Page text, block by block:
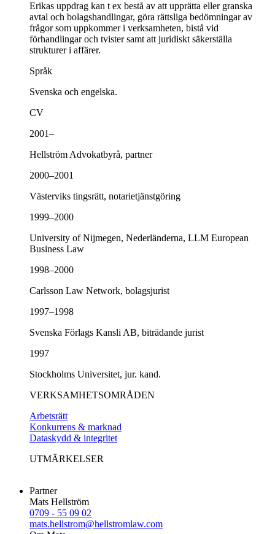
Erikas uppdrag kan t ex bestå av att upprätta eller granska
avtal och bolagshandlingar, göra rättsliga bedömningar av
frågor som uppkommer i verksamheten, bistå vid
förhandlingar och tvister samt att juridiskt säkerställa
strukturer i affärer.
Språk
Svenska och engelska.
CV
2001–
Hellström Advokatbyrå, partner
2000–2001
Västerviks tingsrätt, notarietjänstgöring
1999–2000
University of Nijmegen, Nederländerna, LLM European
Business Law
1998–2000
Carlsson Law Network, bolagsjurist
1997–1998
Svenska Förlags Kansli AB, biträdande jurist
1997
Stockholms Universitet, jur. kand.
VERKSAMHETSOMRÅDEN
Arbetsrätt
Konkurrens & marknad
Dataskydd & integritet
UTMÄRKELSER
Partner
Mats Hellström
0709 - 55 09 02
mats.hellstrom@hellstromlaw.com